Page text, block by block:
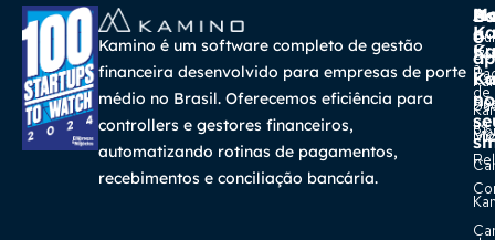
Kamino é um software completo de gestão
financeira desenvolvido para empresas de porte
médio no Brasil. Oferecemos eficiência para
controllers e gestores financeiros,
automatizando rotinas de pagamentos,
recebimentos e conciliação bancária.
A
a
na
a
de
o
no